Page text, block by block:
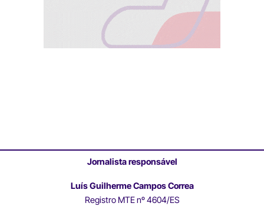
Jornalista responsável
Luís Guilherme Campos Correa
Registro MTE nº 4604/ES